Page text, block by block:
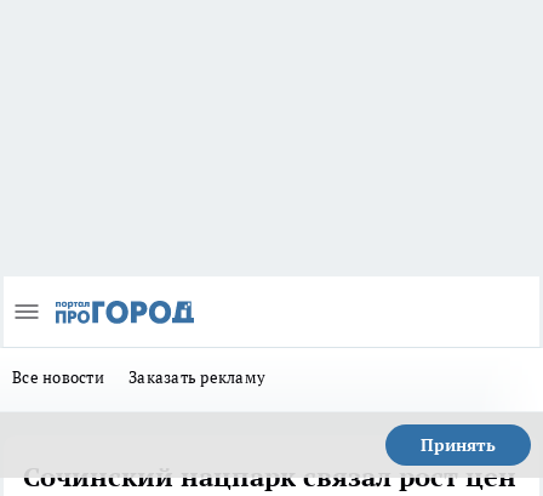
Все новости Заказать рекламу
Принять
Сочинский нацпарк связал рост цен